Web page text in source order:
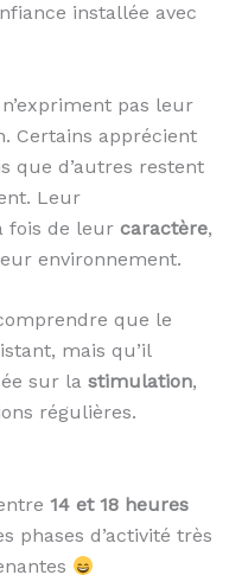
installée avec
pas leur
Certains apprécient
que d’autres restent
Leur
fois de leur caractère,
environnement.
que le
mais qu’il
sur la stimulation,
régulières.
14 et 18 heures
phases d’activité très